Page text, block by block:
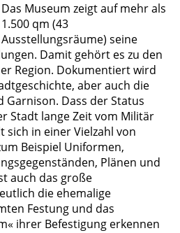
Das Museum zeigt auf mehr als
1.500 qm (43
Ausstellungsräume) seine
Damit gehört es zu den
Region. Dokumentiert wird
aber auch die
Garnison. Dass der Status
Stadt lange Zeit vom Militär
sich in einer Vielzahl von
Beispiel Uniformen,
Plänen und
auch das große
die ehemalige
Festung und das
ihrer Befestigung erkennen